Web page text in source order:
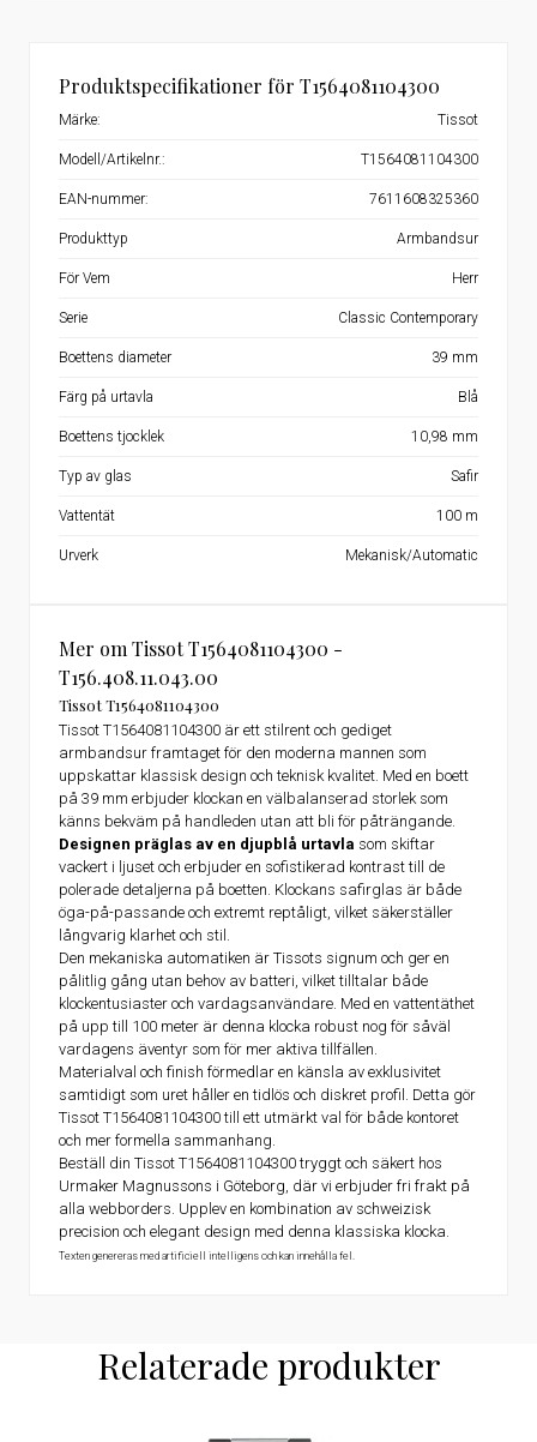
Mer om Tissot T1564081104300 -
T156.408.11.043.00
Tissot T1564081104300
Tissot T1564081104300 är ett stilrent och gediget
armbandsur framtaget för den moderna mannen som
uppskattar klassisk design och teknisk kvalitet. Med en boett
på 39 mm erbjuder klockan en välbalanserad storlek som
känns bekväm på handleden utan att bli för påträngande.
Designen präglas av en djupblå urtavla som skiftar
vackert i ljuset och erbjuder en sofistikerad kontrast till de
polerade detaljerna på boetten. Klockans safirglas är både
öga-på-passande och extremt reptåligt, vilket säkerställer
långvarig klarhet och stil.
Den mekaniska automatiken är Tissots signum och ger en
pålitlig gång utan behov av batteri, vilket tilltalar både
klockentusiaster och vardagsanvändare. Med en vattentäthet
på upp till 100 meter är denna klocka robust nog för såväl
vardagens äventyr som för mer aktiva tillfällen.
Materialval och finish förmedlar en känsla av exklusivitet
samtidigt som uret håller en tidlös och diskret profil. Detta gör
Tissot T1564081104300 till ett utmärkt val för både kontoret
och mer formella sammanhang.
Beställ din Tissot T1564081104300 tryggt och säkert hos
Urmaker Magnussons i Göteborg, där vi erbjuder fri frakt på
alla webborders. Upplev en kombination av schweizisk
precision och elegant design med denna klassiska klocka.
Texten genereras med artificiell intelligens och kan innehålla fel.
Produktspecifikationer för T1564081104300
Märke: Tissot
Modell/Artikelnr.: T1564081104300
EAN-nummer: 7611608325360
Produkttyp Armbandsur
För Vem Herr
Serie Classic Contemporary
Boettens diameter 39 mm
Färg på urtavla Blå
Boettens tjocklek 10,98 mm
Typ av glas Safir
Vattentät 100 m
Urverk Mekanisk/Automatic
Relaterade produkter